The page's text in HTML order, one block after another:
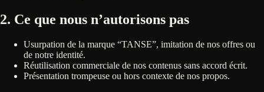
2. Ce que nous n’autorisons pas
Usurpation de la marque “TANSE”, imitation de nos offres ou
de notre identité.
Réutilisation commerciale de nos contenus sans accord écrit.
Présentation trompeuse ou hors contexte de nos propos.